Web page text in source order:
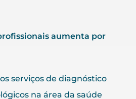
aumenta por
serviços de diagnóstico
na área da saúde